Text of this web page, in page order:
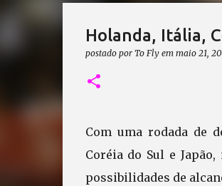
Holanda, Itália,
postado por To Fly em maio 21,
Com uma rodada de
Coréia do Sul e
possibilidades de